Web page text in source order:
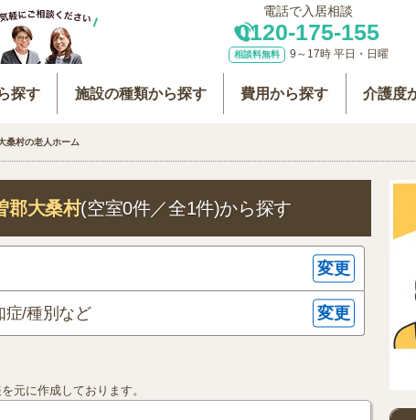
電話で入居相談
0120-175-155
相談料無料 9～17時 平日・日曜
探す 施設の種類から探す 費用から探す 介護度
桑村の老人ホーム
郡大桑村(空室0件／全1件)から探す
変更
症/種別など 変更
元に作成しております。